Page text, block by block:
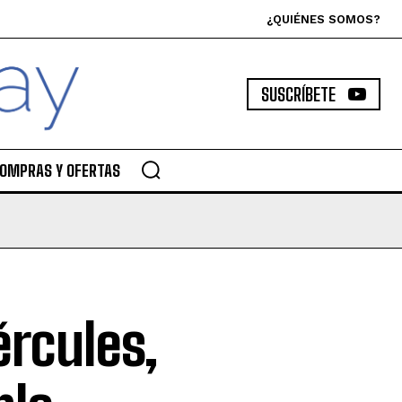
¿QUIÉNES SOMOS?
SUSCRÍBETE
Y OFERTAS